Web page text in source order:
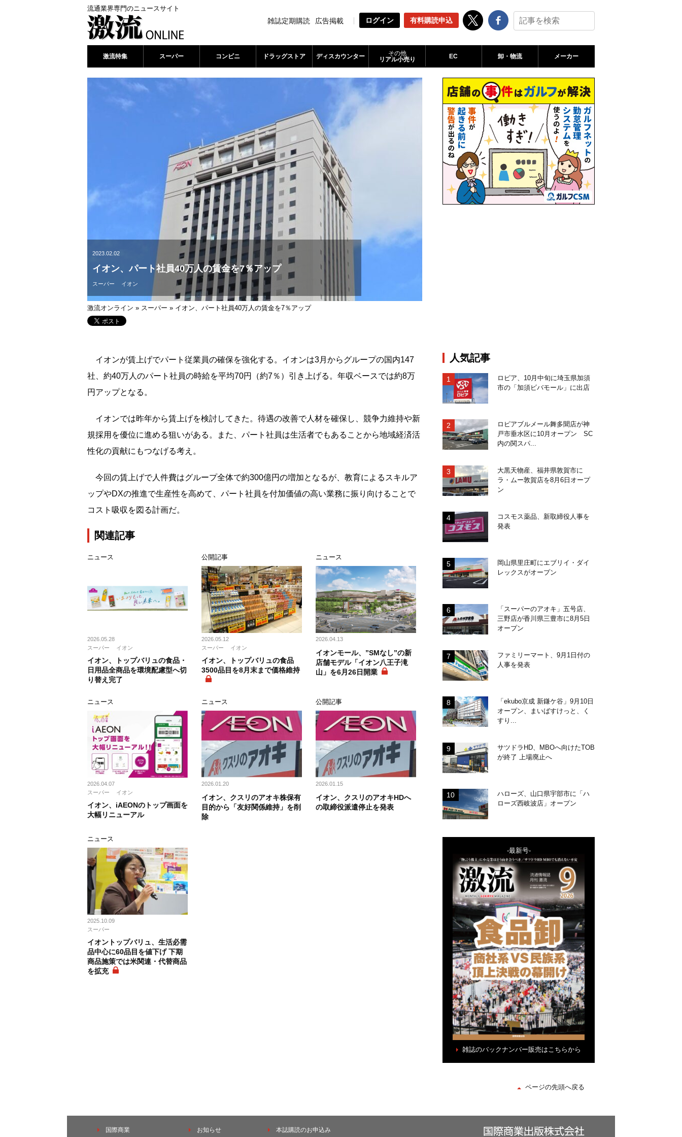
流通業界専門のニュースサイト
雑誌定期購読 広告掲載 ログイン 有料購読申込
激流特集 スーパー コンビニ ドラッグストア ディスカウンター
その他
リアル小売り
EC 卸・物流 メーカー
2023.02.02
イオン、パート社員40万人の賃金を7％アップ
スーパー イオン
激流オンライン » スーパー » イオン、パート社員40万人の賃金を7％アップ
イオンが賃上げでパート従業員の確保を強化する。イオンは3月からグループの国内147
社、約40万人のパート社員の時給を平均70円（約7％）引き上げる。年収ベースでは約8万
円アップとなる。
イオンでは昨年から賃上げを検討してきた。待遇の改善で人材を確保し、競争力維持や新
規採用を優位に進める狙いがある。また、パート社員は生活者でもあることから地域経済活
性化の貢献にもつなげる考え。
今回の賃上げで人件費はグループ全体で約300億円の増加となるが、教育によるスキルア
ップやDXの推進で生産性を高めて、パート社員を付加価値の高い業務に振り向けることで
コスト吸収を図る計画だ。
関連記事
ニュース
2026.05.28
スーパー
イオン
イオン、トップバリュの食品・
日用品全商品を環境配慮型へ切
り替え完了
公開記事
2026.05.12
スーパー
イオン
イオン、トップバリュの食品
3500品目を8月末まで価格維持
ニュース
2026.04.13
イオンモール、”SMなし”の新
店舗モデル「イオン八王子滝
山」を6月26日開業
ニュース
2026.04.07
スーパー
イオン
イオン、iAEONのトップ画面を
大幅リニューアル
ニュース
2026.01.20
イオン、クスリのアオキ株保有
目的から「友好関係維持」を削
除
公開記事
2026.01.15
イオン、クスリのアオキHDへ
の取締役派遣停止を発表
ニュース
2025.10.09
スーパー
イオントップバリュ、生活必需
品中心に60品目を値下げ 下期
商品施策では米関連・代替商品
を拡充
人気記事
ロピア、10月中旬に埼玉県加須
市の「加須ビバモール」に出店
ロピアブルメール舞多聞店が神
戸市垂水区に10月オープン SC
内の関スパ...
大黒天物産、福井県敦賀市に
ラ・ムー敦賀店を8月6日オープ
ン
コスモス薬品、新取締役人事を
発表
岡山県里庄町にエブリイ・ダイ
レックスがオープン
「スーパーのアオキ」五号店、
三野店が香川県三豊市に8月5日
オープン
ファミリーマート、9月1日付の
人事を発表
「ekubo京成 新鎌ケ谷」9月10日
オープン、まいばすけっと、く
すり...
サツドラHD、MBOへ向けたTOB
が終了 上場廃止へ
ハローズ、山口県宇部市に「ハ
ローズ西岐波店」オープン
-最新号-
雑誌のバックナンバー販売はこちらから
ページの先頭へ戻る
国際商業 お知らせ 本誌購読のお申込み